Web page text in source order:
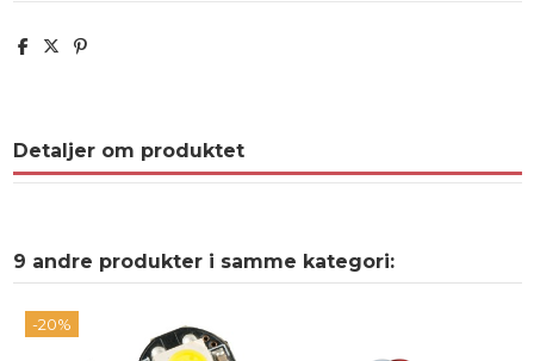
Detaljer om produktet
9 andre produkter i samme kategori:
-20%